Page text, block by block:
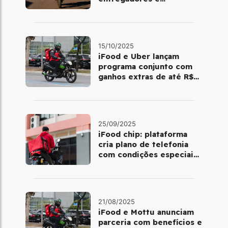
15/10/2025
iFood e Uber lançam
programa conjunto com
ganhos extras de até R$
25/09/2025
iFood chip: plataforma
cria plano de telefonia
com condições especiais
21/08/2025
iFood e Mottu anunciam
parceria com benefícios e